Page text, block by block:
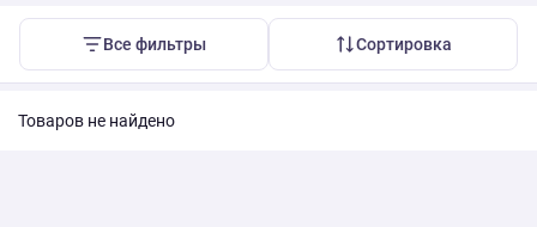
Все фильтры Сортировка
Товаров не найдено